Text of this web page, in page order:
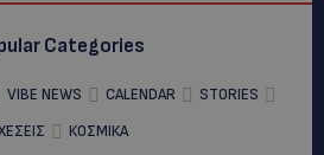
Categories
VIBE NEWS CALENDAR
STORIES
ΚΟΣΜΙΚΑ